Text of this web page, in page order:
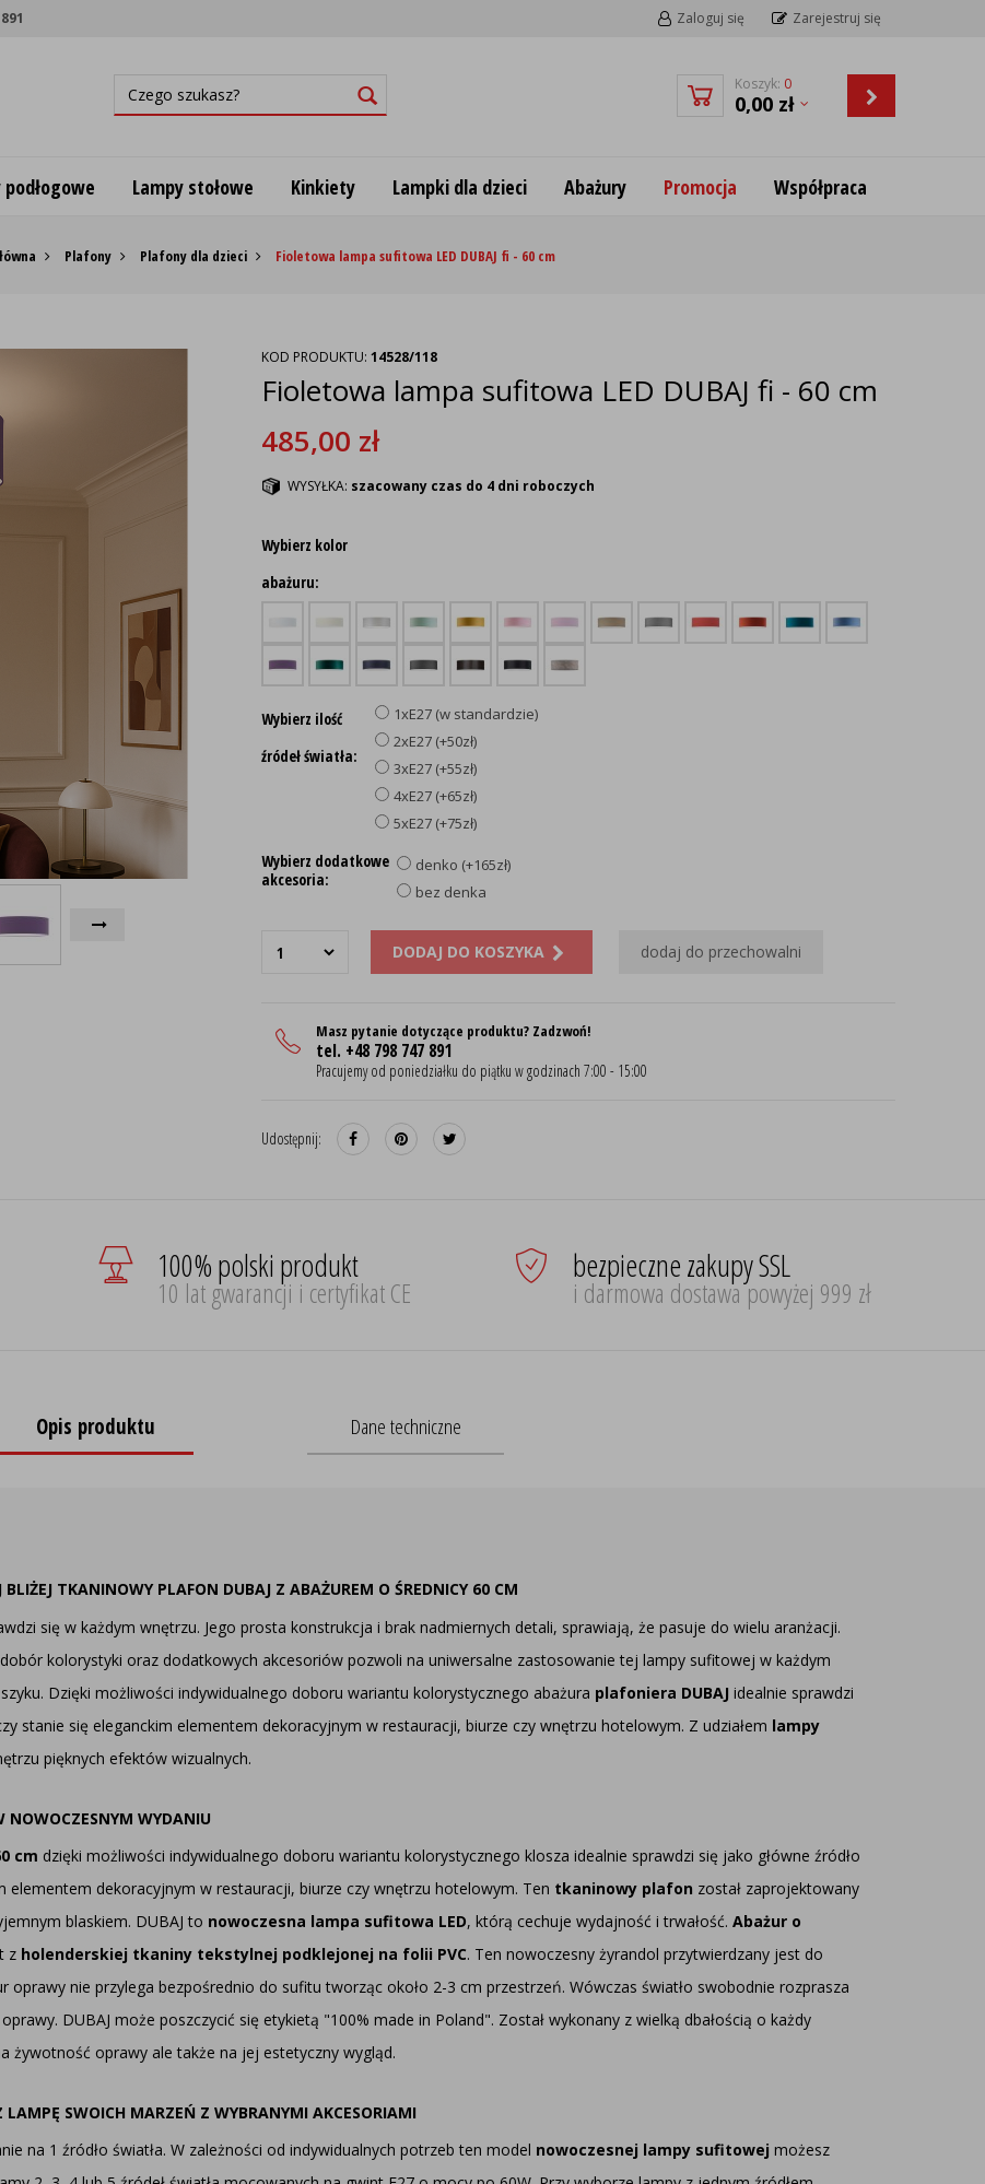
Zaloguj się Zarejestruj się
Koszyk: 0
0,00 zł
podłogowe Lampy stołowe Kinkiety Lampki dla dzieci Abażury Promocja Współpraca
Plafony Plafony dla dzieci Fioletowa lampa sufitowa LED DUBAJ fi - 60 cm
KOD PRODUKTU: 14528/118
Fioletowa lampa sufitowa LED DUBAJ fi - 60 cm
485,00 zł
WYSYŁKA: szacowany czas do 4 dni roboczych
Wybierz kolor
abażuru:
Wybierz ilość
źródeł światła:
1xE27 (w standardzie)
2xE27 (+50zł)
3xE27 (+55zł)
4xE27 (+65zł)
5xE27 (+75zł)
Wybierz dodatkowe
akcesoria:
denko (+165zł)
bez denka
DODAJ DO KOSZYKA dodaj do przechowalni
Masz pytanie dotyczące produktu? Zadzwoń!
tel. +48 798 747 891
Pracujemy od poniedziałku do piątku w godzinach 7:00 - 15:00
Udostępnij:
100% polski produkt
10 lat gwarancji i certyfikat CE
bezpieczne zakupy SSL
i darmowa dostawa powyżej 999 zł
Opis produktu Dane techniczne
TKANINOWY PLAFON DUBAJ Z ABAŻUREM O ŚREDNICY 60 CM
się w każdym wnętrzu. Jego prosta konstrukcja i brak nadmiernych detali, sprawiają, że pasuje do wielu aranżacji.
kolorystyki oraz dodatkowych akcesoriów pozwoli na uniwersalne zastosowanie tej lampy sufitowej w każdym
Dzięki możliwości indywidualnego doboru wariantu kolorystycznego abażura plafoniera DUBAJ idealnie sprawdzi
stanie się eleganckim elementem dekoracyjnym w restauracji, biurze czy wnętrzu hotelowym. Z udziałem lampy
pięknych efektów wizualnych.
WYDANIU
cm dzięki możliwości indywidualnego doboru wariantu kolorystycznego klosza idealnie sprawdzi się jako główne źródło
elementem dekoracyjnym w restauracji, biurze czy wnętrzu hotelowym. Ten tkaninowy plafon został zaprojektowany
blaskiem. DUBAJ to nowoczesna lampa sufitowa LED, którą cechuje wydajność i trwałość. Abażur o
z holenderskiej tkaniny tekstylnej podklejonej na folii PVC. Ten nowoczesny żyrandol przytwierdzany jest do
nie przylega bezpośrednio do sufitu tworząc około 2-3 cm przestrzeń. Wówczas światło swobodnie rozprasza
DUBAJ może poszczycić się etykietą "100% made in Poland". Został wykonany z wielką dbałością o każdy
żywotność oprawy ale także na jej estetyczny wygląd.
SWOICH MARZEŃ Z WYBRANYMI AKCESORIAMI
na 1 źródło światła. W zależności od indywidualnych potrzeb ten model nowoczesnej lampy sufitowej możesz